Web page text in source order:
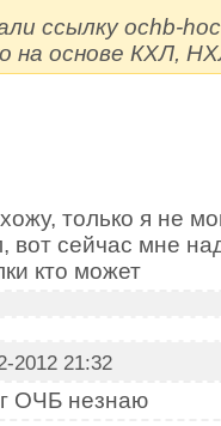
ссылку ochb-
на основе КХЛ,
только я не
вот сейчас мне
кто может
2012 21:32
ОЧБ незнаю